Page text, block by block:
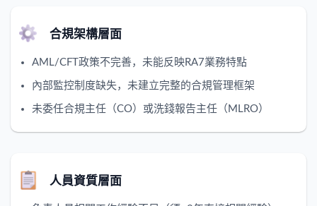
合規架構層面
AML/CFT政策不完善，未能反映RA7業務特點
內部監控制度缺失，未建立完整的合規管理框架
未委任合規主任（CO）或洗錢報告主任（MLRO）
人員資質層面